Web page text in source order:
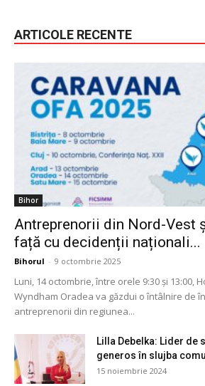
ARTICOLE RECENTE
Bihor
Antreprenorii din Nord-Vest
față cu decidenții naționali...
Bihorul - 9 octombrie 2025
Luni, 14 octombrie, între orele 9:30 și 13:00,
Wyndham Oradea va găzdui o întâlnire de
antreprenorii din regiunea...
Lilla Debelka: Lider de
generos în slujba
15 noiembrie 2024